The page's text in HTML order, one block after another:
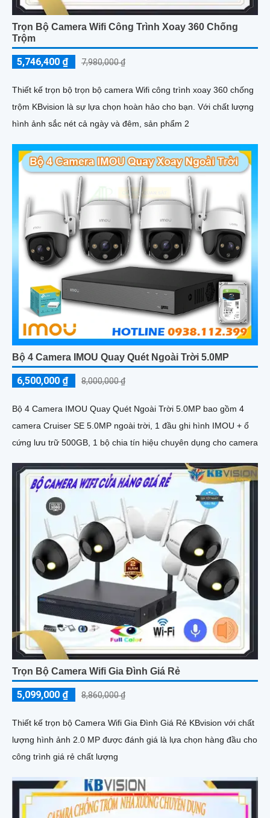
Trọn Bộ Camera Wifi Công Trình Xoay 360 Chống
Trộm
5,746,400 ₫ 7,980,000 ₫
Thiết kế trọn bộ trọn bộ camera Wifi công trình xoay 360 chống
trộm KBvision là sự lựa chọn hoàn hảo cho bạn. Với chất lượng
hình ảnh sắc nét cả ngày và đêm, sản phẩm 2
Bộ 4 Camera IMOU Quay Quét Ngoài Trời 5.0MP
6,500,000 ₫ 8,000,000 ₫
Bộ 4 Camera IMOU Quay Quét Ngoài Trời 5.0MP bao gồm 4
camera Cruiser SE 5.0MP ngoài trời, 1 đầu ghi hình IMOU + ổ
cứng lưu trữ 500GB, 1 bộ chia tín hiệu chuyên dụng cho camera
Trọn Bộ Camera Wifi Gia Đình Giá Rẻ
5,099,000 ₫ 8,860,000 ₫
Thiết kế trọn bộ Camera Wifi Gia Đình Giá Rẻ KBvision với chất
lượng hình ảnh 2.0 MP được đánh giá là lựa chọn hàng đầu cho
công trình giá rẻ chất lượng